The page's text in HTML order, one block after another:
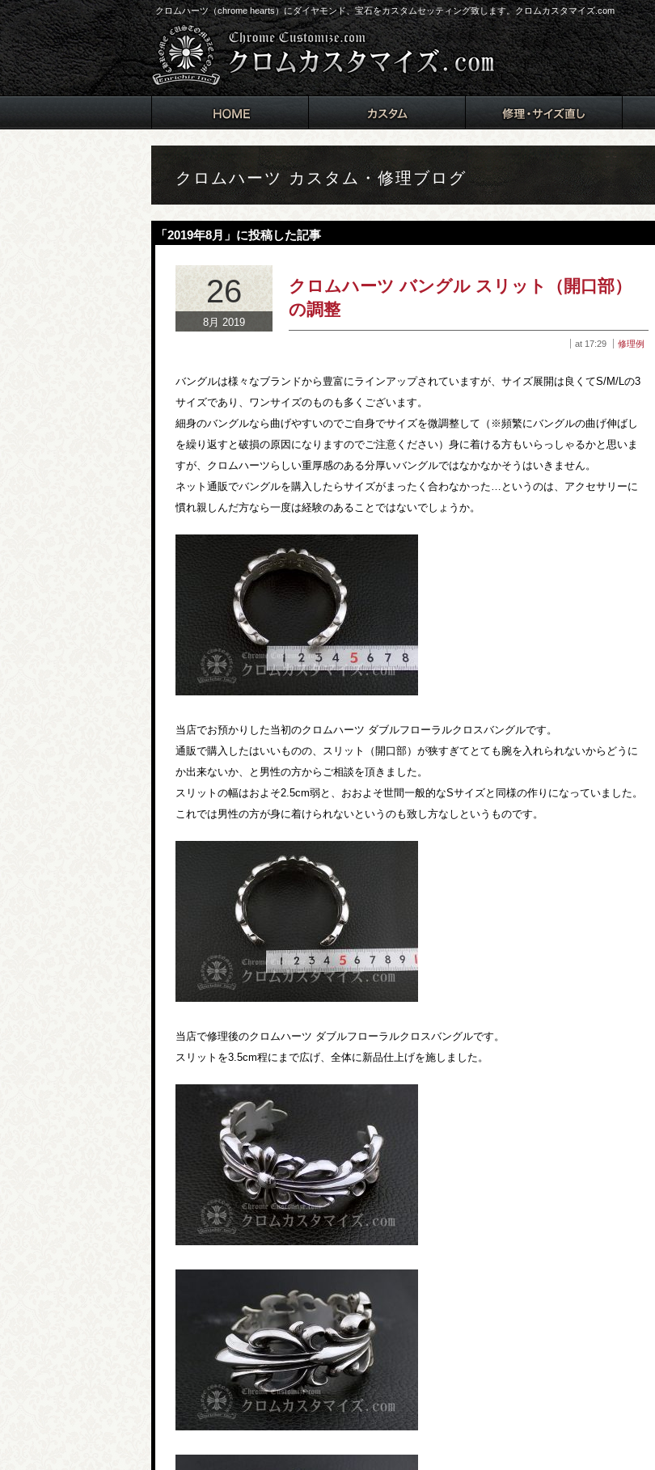
クロムハーツ（chrome hearts）にダイヤモンド、宝石をカスタムセッティング致します。クロムカスタマイズ.com
クロムハーツ カスタム・修理ブログ
「2019年8月」に投稿した記事
26
8月 2019
クロムハーツ バングル スリット（開口部）
の調整
at 17:29 修理例
バングルは様々なブランドから豊富にラインアップされていますが、サイズ展開は良くてS/M/Lの3
サイズであり、ワンサイズのものも多くございます。
細身のバングルなら曲げやすいのでご自身でサイズを微調整して（※頻繁にバングルの曲げ伸ばし
を繰り返すと破損の原因になりますのでご注意ください）身に着ける方もいらっしゃるかと思いま
すが、クロムハーツらしい重厚感のある分厚いバングルではなかなかそうはいきません。
ネット通販でバングルを購入したらサイズがまったく合わなかった…というのは、アクセサリーに
慣れ親しんだ方なら一度は経験のあることではないでしょうか。
当店でお預かりした当初のクロムハーツ ダブルフローラルクロスバングルです。
通販で購入したはいいものの、スリット（開口部）が狭すぎてとても腕を入れられないからどうに
か出来ないか、と男性の方からご相談を頂きました。
スリットの幅はおよそ2.5cm弱と、おおよそ世間一般的なSサイズと同様の作りになっていました。
これでは男性の方が身に着けられないというのも致し方なしというものです。
当店で修理後のクロムハーツ ダブルフローラルクロスバングルです。
スリットを3.5cm程にまで広げ、全体に新品仕上げを施しました。